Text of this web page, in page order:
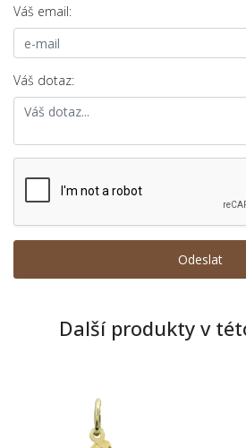
Váš email:
Váš dotaz:
Další produkty v